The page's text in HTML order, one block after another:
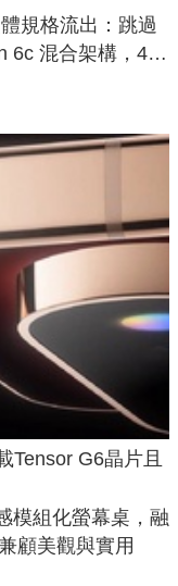
規格流出：跳過
6c 混合架構，4K
Tensor G6晶片且
模組化螢幕桌，融
顧美觀與實用